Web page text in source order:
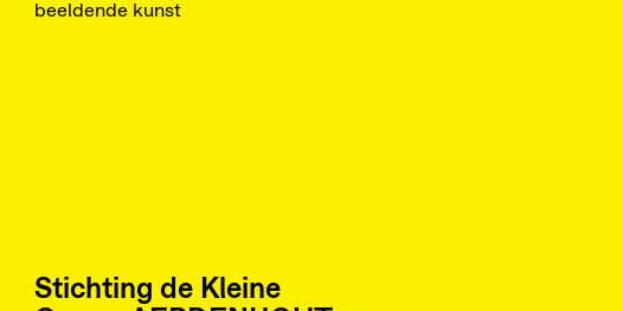
beeldende kunst
Stichting de Kleine